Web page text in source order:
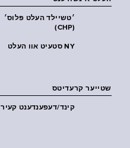
׳טשיילד העלט פּלוס׳
(CHP)
NY סטעיט אוו העלט
שטייער קרעדיטס
קינד/דעפענדענט קעיר